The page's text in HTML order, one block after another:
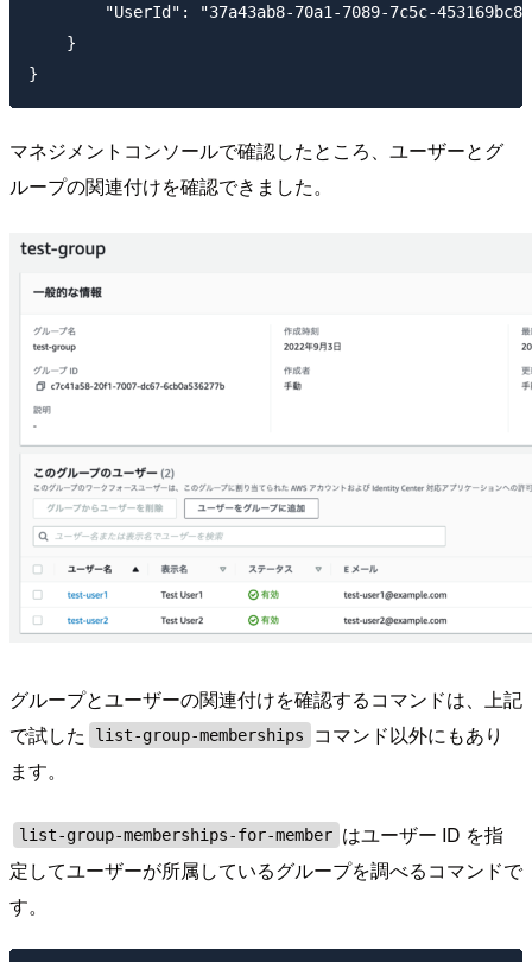
"UserId": "37a43ab8-70a1-7089-7c5c-
    }
マネジメントコンソールで確認したところ、ユーザーとグ
ループの関連付けを確認できました。
グループとユーザーの関連付けを確認するコマンドは、上記
で試した
list-group-memberships
コマンド以外にもあり
ます。
list-group-memberships-for-member はユーザー ID を指
定してユーザーが所属しているグループを調べるコマンドで
す。